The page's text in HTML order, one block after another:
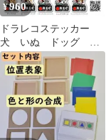
¥960
ドラレコステッカー
犬 いぬ ドッグ グ
ッズ 24犬種